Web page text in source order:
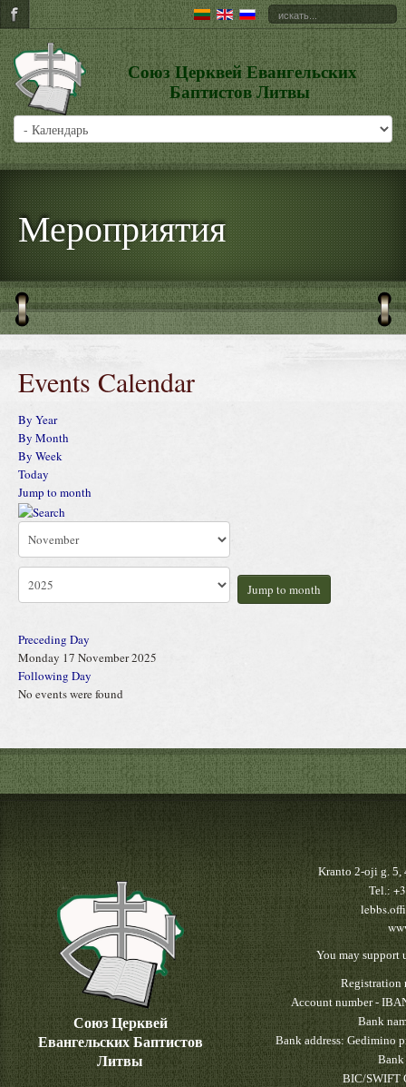
Союз Церквей Евангельских
Баптистов Литвы
Мероприятия
Events Calendar
By Year
By Month
By Week
Today
Jump to month
Jump to month
Preceding Day
Monday 17 November 2025
Following Day
No events were found
Союз Церквей
Евангельских Баптистов
Литвы
Kranto 2-oji g. 5,
Tel.:
You may support
Registration
Account number -
Bank
Bank address: Gedimino
Bank
BIC/SWIFT